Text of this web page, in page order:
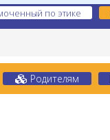
по этике
Родителям